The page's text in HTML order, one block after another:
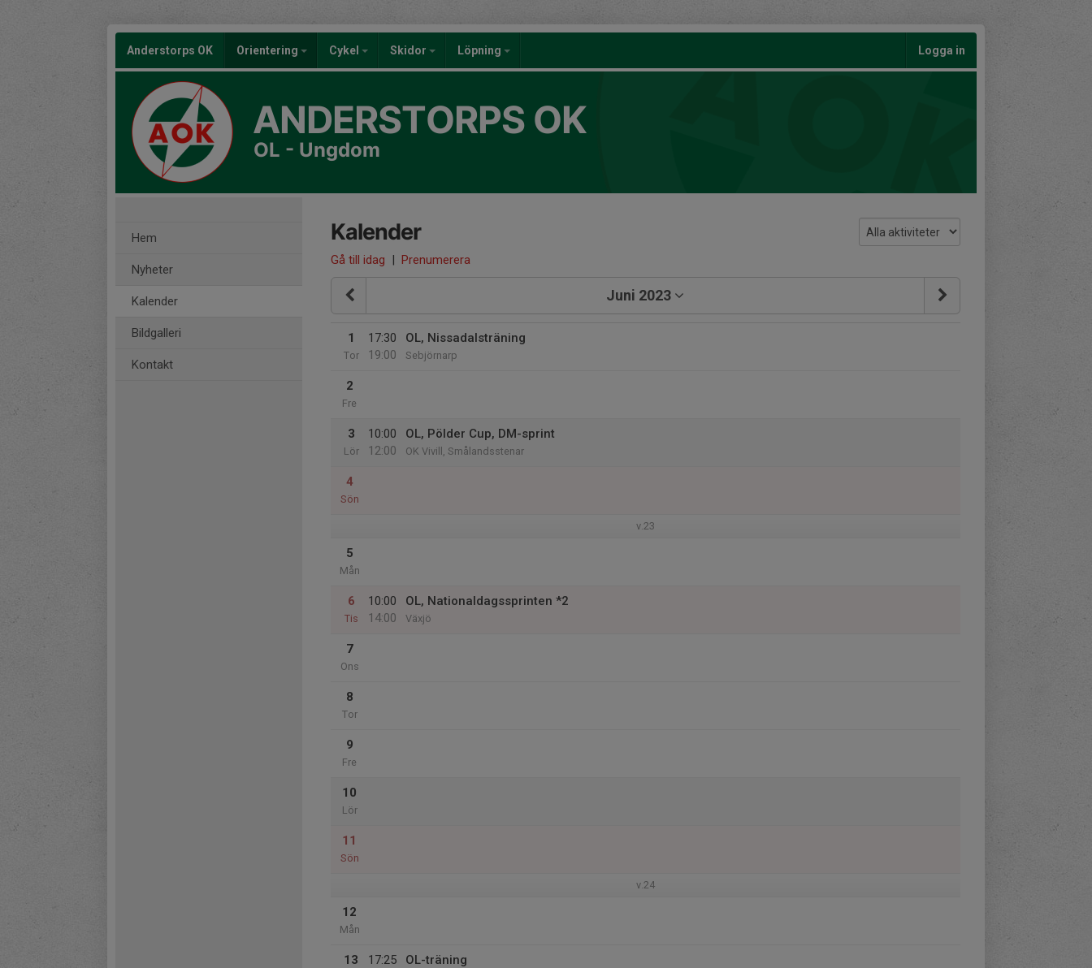
Anderstorps OK Orientering Cykel Skidor Löpning Logga in
ANDERSTORPS OK
OL - Ungdom
Hem
Nyheter
Kalender
Bildgalleri
Kontakt
Kalender
Gå till idag | Prenumerera
Juni 2023
1
Tor
17:30
19:00
OL, Nissadalsträning
Sebjörnarp
2
Fre
3
Lör
10:00
12:00
OL, Pölder Cup, DM-sprint
OK Vivill, Smålandsstenar
4
Sön
v.23
5
Mån
6
Tis
10:00
14:00
OL, Nationaldagssprinten *2
Växjö
7
Ons
8
Tor
9
Fre
10
Lör
11
Sön
v.24
12
Mån
13
17:25
OL-träning